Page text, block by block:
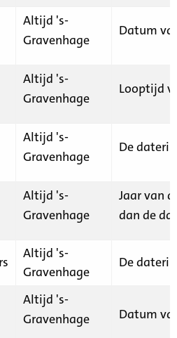
Altijd 's-
Gravenhage
Datum
Altijd 's-
Gravenhage
Looptijd
Altijd 's-
Gravenhage
De
Altijd 's-
Gravenhage
Jaar van
dan de
Altijd 's-
Gravenhage
De
Altijd 's-
Gravenhage
Datum